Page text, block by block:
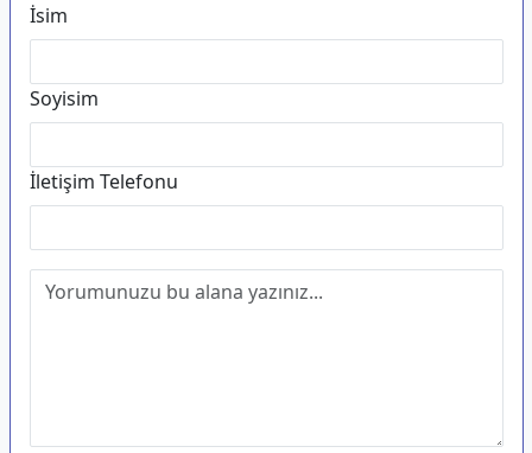
İsim
Soyisim
İletişim Telefonu